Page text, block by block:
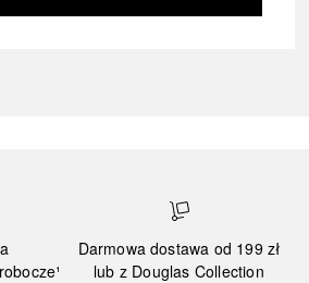
Darmowa dostawa od 199 zł
lub z Douglas Collection